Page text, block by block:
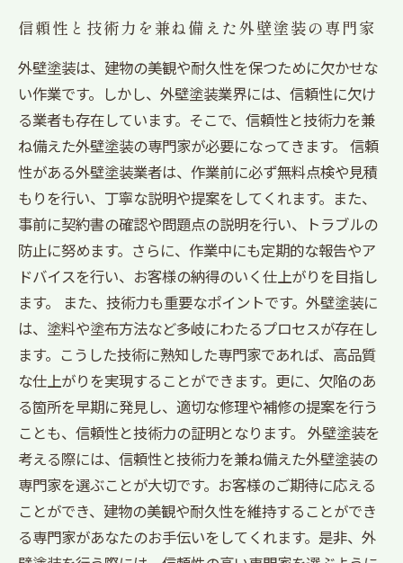
信頼性と技術力を兼ね備えた外壁塗装の専門家
外壁塗装は、建物の美観や耐久性を保つために欠かせな
い作業です。しかし、外壁塗装業界には、信頼性に欠け
る業者も存在しています。そこで、信頼性と技術力を兼
ね備えた外壁塗装の専門家が必要になってきます。 信頼
性がある外壁塗装業者は、作業前に必ず無料点検や見積
もりを行い、丁寧な説明や提案をしてくれます。また、
事前に契約書の確認や問題点の説明を行い、トラブルの
防止に努めます。さらに、作業中にも定期的な報告やア
ドバイスを行い、お客様の納得のいく仕上がりを目指し
ます。 また、技術力も重要なポイントです。外壁塗装に
は、塗料や塗布方法など多岐にわたるプロセスが存在し
ます。こうした技術に熟知した専門家であれば、高品質
な仕上がりを実現することができます。更に、欠陥のあ
る箇所を早期に発見し、適切な修理や補修の提案を行う
ことも、信頼性と技術力の証明となります。 外壁塗装を
考える際には、信頼性と技術力を兼ね備えた外壁塗装の
専門家を選ぶことが大切です。お客様のご期待に応える
ことができ、建物の美観や耐久性を維持することができ
る専門家があなたのお手伝いをしてくれます。是非、外